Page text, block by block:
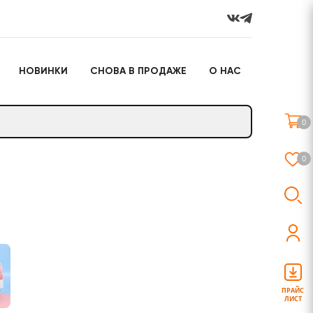
НОВИНКИ СНОВА В ПРОДАЖЕ О НАС
Настольные игры
Подарочные наборы
Слайм
0
0
ПРАЙС
ЛИСТ